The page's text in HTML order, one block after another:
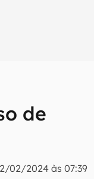
de
02/2024 às 07:39
primeira